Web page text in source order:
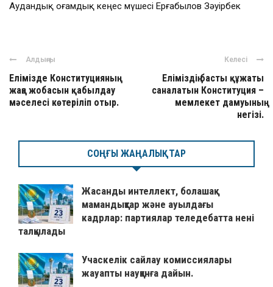
Аудандық Қоғамдық кеңес мүшесі Ерғабылов Зәуірбек
Алдыңғы
Елімізде Конституцияның
жаңа жобасын қабылдау
мәселесі көтеріліп отыр.
Келесі
Еліміздің басты құжаты
саналатын Конституция –
мемлекет дамуының
негізі.
СОҢҒЫ ЖАҢАЛЫҚТАР
Жасанды интеллект, болашақ
мамандықтар және ауылдағы
кадрлар: партиялар теледебатта нені
талқылады
Учаскелік сайлау комиссиялары
жауапты науқанға дайын.